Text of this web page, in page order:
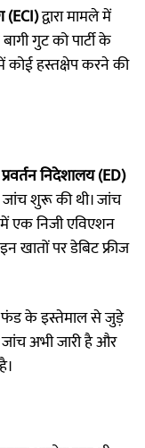
द्वारा मामले में
गुट को पार्टी के
हस्तक्षेप करने की
प्रवर्तन निदेशालय (ED)
शुरू की थी। जांच
एक निजी एविएशन
खातों पर डेबिट फ्रीज
फंड के इस्तेमाल से जुड़े
अभी जारी है और